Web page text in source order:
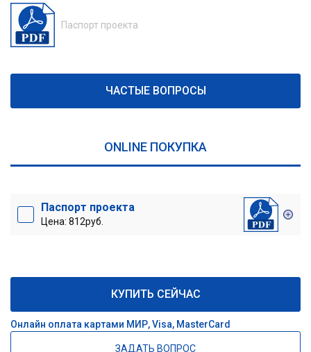
Паспорт проекта
ЧАСТЫЕ ВОПРОСЫ
ONLINE ПОКУПКА
Паспорт проекта
Цена: 812руб.
КУПИТЬ СЕЙЧАС
Онлайн оплата картами МИР, Visa, MasterCard
ЗАДАТЬ ВОПРОС